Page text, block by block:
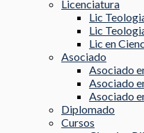
Licenciatura
Lic
Lic
Lic en
Asociado
Asociado
Asociado
Asociado
Diplomado
Cursos